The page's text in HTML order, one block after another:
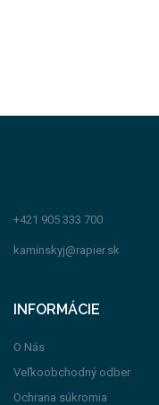
+421 905 333 700
kaminskyj@rapier.sk
INFORMÁCIE
O Nás
Veľkoobchodný odber
Ochrana súkromia